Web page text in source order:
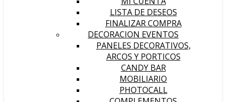
LISTA DE DESEOS
FINALIZAR COMPRA
DECORACION EVENTOS
PANELES DECORATIVOS,
ARCOS Y PORTICOS
CANDY BAR
MOBILIARIO
PHOTOCALL